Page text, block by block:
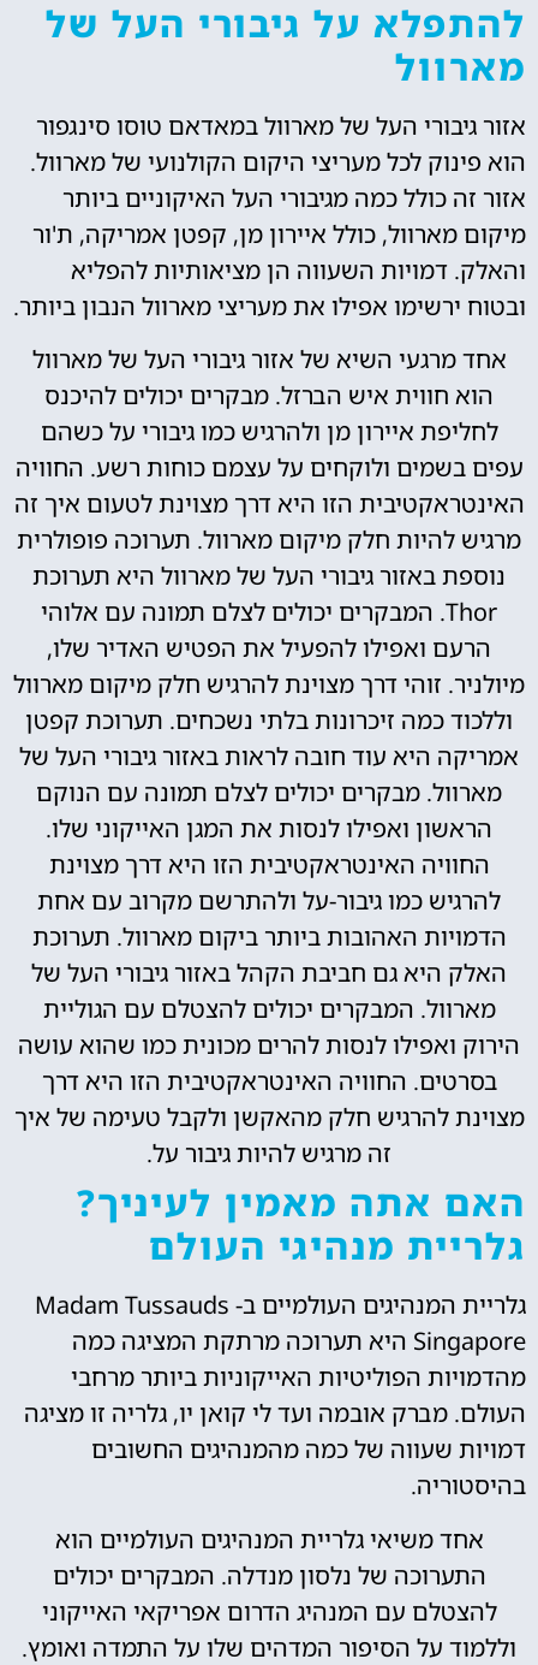
להתפלא על גיבורי העל של
מארוול
אזור גיבורי העל של מארוול במאדאם טוסו סינגפור
הוא פינוק לכל מעריצי היקום הקולנועי של מארוול.
אזור זה כולל כמה מגיבורי העל האיקוניים ביותר
מיקום מארוול, כולל איירון מן, קפטן אמריקה, ת'ור
והאלק. דמויות השעווה הן מציאותיות להפליא
ובטוח ירשימו אפילו את מעריצי מארוול הנבון ביותר.
אחד מרגעי השיא של אזור גיבורי העל של מארוול
הוא חווית איש הברזל. מבקרים יכולים להיכנס
לחליפת איירון מן ולהרגיש כמו גיבורי על כשהם
עפים בשמים ולוקחים על עצמם כוחות רשע. החוויה
האינטראקטיבית הזו היא דרך מצוינת לטעום איך זה
מרגיש להיות חלק מיקום מארוול. תערוכה פופולרית
נוספת באזור גיבורי העל של מארוול היא תערוכת
Thor. המבקרים יכולים לצלם תמונה עם אלוהי
הרעם ואפילו להפעיל את הפטיש האדיר שלו,
מיולניר. זוהי דרך מצוינת להרגיש חלק מיקום מארוול
וללכוד כמה זיכרונות בלתי נשכחים. תערוכת קפטן
אמריקה היא עוד חובה לראות באזור גיבורי העל של
מארוול. מבקרים יכולים לצלם תמונה עם הנוקם
הראשון ואפילו לנסות את המגן האייקוני שלו.
החוויה האינטראקטיבית הזו היא דרך מצוינת
להרגיש כמו גיבור-על ולהתרשם מקרוב עם אחת
הדמויות האהובות ביותר ביקום מארוול. תערוכת
האלק היא גם חביבת הקהל באזור גיבורי העל של
מארוול. המבקרים יכולים להצטלם עם הגוליית
הירוק ואפילו לנסות להרים מכונית כמו שהוא עושה
בסרטים. החוויה האינטראקטיבית הזו היא דרך
מצוינת להרגיש חלק מהאקשן ולקבל טעימה של איך
זה מרגיש להיות גיבור על.
האם אתה מאמין לעיניך?
גלריית מנהיגי העולם
גלריית המנהיגים העולמיים ב- Madam Tussauds
Singapore היא תערוכה מרתקת המציגה כמה
מהדמויות הפוליטיות האייקוניות ביותר מרחבי
העולם. מברק אובמה ועד לי קואן יו, גלריה זו מציגה
דמויות שעווה של כמה מהמנהיגים החשובים
בהיסטוריה.
אחד משיאי גלריית המנהיגים העולמיים הוא
התערוכה של נלסון מנדלה. המבקרים יכולים
להצטלם עם המנהיג הדרום אפריקאי האייקוני
וללמוד על הסיפור המדהים שלו על התמדה ואומץ.